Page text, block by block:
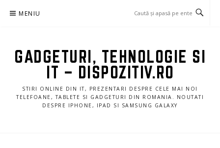
MENIU
GADGETURI, TEHNOLOGIE SI
IT – DISPOZITIV.RO
STIRI ONLINE DIN IT, PREZENTARI DESPRE CELE MAI NOI
TELEFOANE, TABLETE SI GADGETURI DIN ROMANIA. NOUTATI
DESPRE IPHONE, IPAD SI SAMSUNG GALAXY